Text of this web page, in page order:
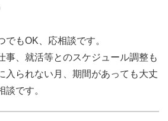
でもOK、応相談です。
事、就活等とのスケジュール調整も
入られない月、期間があっても大丈
談です。